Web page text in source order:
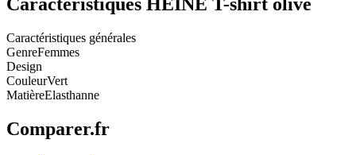
Caractéristiques HEINE T-shirt olive
Caractéristiques générales
GenreFemmes
Design
CouleurVert
MatièreElasthanne
Comparer.fr